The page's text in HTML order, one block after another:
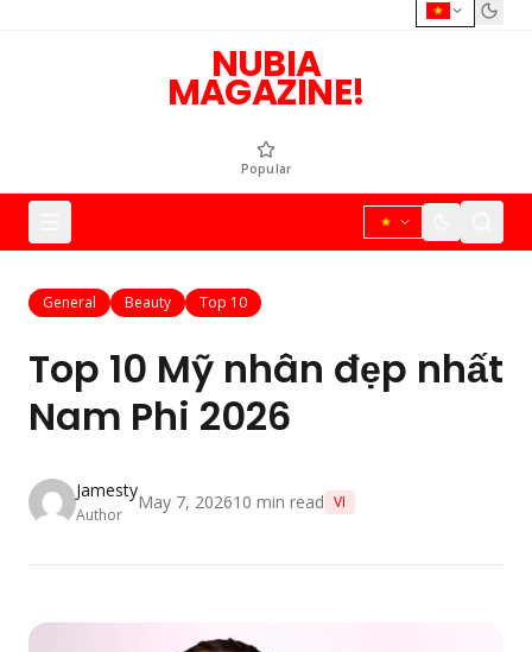
NUBIA
MAGAZINE!
Popular
General Beauty Top 10
Top 10 Mỹ nhân đẹp nhất
Nam Phi 2026
Jamesty
Author
May 7, 202610 min read VI